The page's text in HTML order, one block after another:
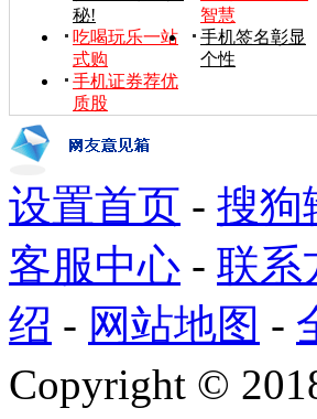
秘!
智慧
吃喝玩乐一站
式购
手机签名彰显
个性
手机证券荐优
质股
设置首页 - 搜狗
客服中心 - 联系
绍 - 网站地图 -
Copyright ©